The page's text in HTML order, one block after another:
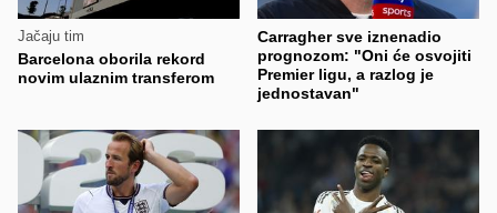
Jačaju tim
Barcelona oborila rekord
novim ulaznim transferom
Carragher sve iznenadio
prognozom: "Oni će osvojiti
Premier ligu, a razlog je
jednostavan"